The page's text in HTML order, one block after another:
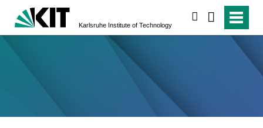
Karlsruhe Institute of Technology